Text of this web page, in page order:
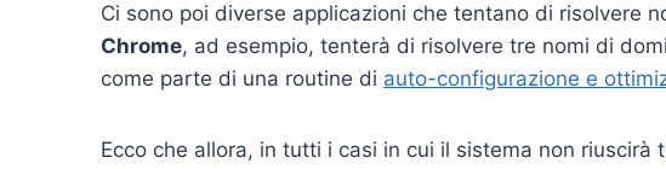
Ci sono poi diverse applicazioni che tentano di risolvere
Chrome, ad esempio, tenterà di risolvere tre nomi di
come parte di una routine di auto-configurazione e
Ecco che allora, in tutti i casi in cui il sistema non riuscirà